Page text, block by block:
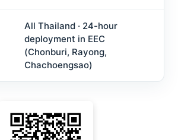
All Thailand · 24-hour
deployment in EEC
(Chonburi, Rayong,
Chachoengsao)